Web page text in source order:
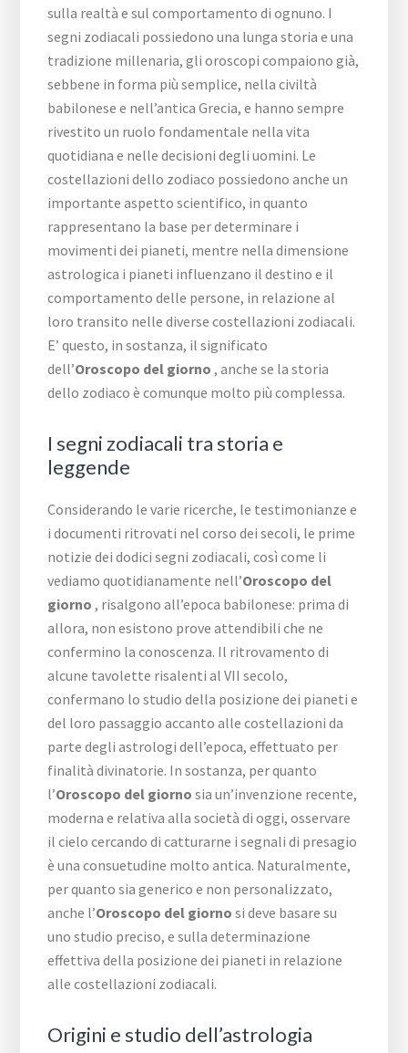
sulla realtà e sul comportamento di ognuno. I
segni zodiacali possiedono una lunga storia e una
tradizione millenaria, gli oroscopi compaiono già,
sebbene in forma più semplice, nella civiltà
babilonese e nell’antica Grecia, e hanno sempre
rivestito un ruolo fondamentale nella vita
quotidiana e nelle decisioni degli uomini. Le
costellazioni dello zodiaco possiedono anche un
importante aspetto scientifico, in quanto
rappresentano la base per determinare i
movimenti dei pianeti, mentre nella dimensione
astrologica i pianeti influenzano il destino e il
comportamento delle persone, in relazione al
loro transito nelle diverse costellazioni zodiacali.
E’ questo, in sostanza, il significato
dell’Oroscopo del giorno, anche se la storia
dello zodiaco è comunque molto più complessa.
I segni zodiacali tra storia e
leggende
Considerando le varie ricerche, le testimonianze e
i documenti ritrovati nel corso dei secoli, le prime
notizie dei dodici segni zodiacali, così come li
vediamo quotidianamente nell’Oroscopo del
giorno, risalgono all’epoca babilonese: prima di
allora, non esistono prove attendibili che ne
confermino la conoscenza. Il ritrovamento di
alcune tavolette risalenti al VII secolo,
confermano lo studio della posizione dei pianeti e
del loro passaggio accanto alle costellazioni da
parte degli astrologi dell’epoca, effettuato per
finalità divinatorie. In sostanza, per quanto
l’Oroscopo del giornosia un’invenzione recente,
moderna e relativa alla società di oggi, osservare
il cielo cercando di catturarne i segnali di presagio
è una consuetudine molto antica. Naturalmente,
per quanto sia generico e non personalizzato,
anche l’Oroscopo del giornosi deve basare su
uno studio preciso, e sulla determinazione
effettiva della posizione dei pianeti in relazione
alle costellazioni zodiacali.
Origini e studio dell’astrologia